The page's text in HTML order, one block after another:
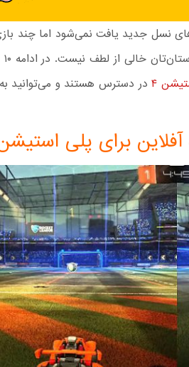
نسل جدید یافت نمی‌شود اما چند
۴ در دسترس هستند و می‌توانید
برای پلی استیشن